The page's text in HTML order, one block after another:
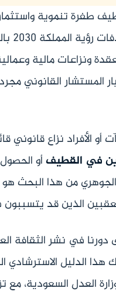
طفرة تنموية
ونزاعات مالية
المستشار القانوني
أو الأفراد نزاع
في القطيفأو
من هذا البحث
الذين قد
دورنا في نشر الثقافة
هذا الدليل
العدل السعودية،